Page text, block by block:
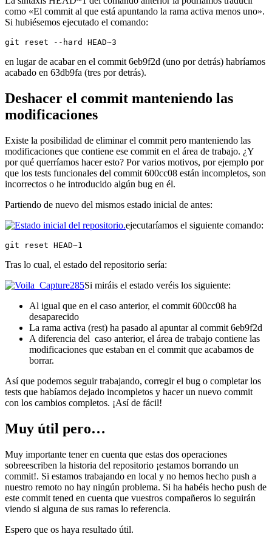
como «El commit al que está apuntando la rama activa menos uno».
Si hubiésemos ejecutado el comando:
git reset --hard HEAD~3
en lugar de acabar en el commit 6eb9f2d (uno por detrás) habríamos
acabado en 63db9fa (tres por detrás).
Deshacer el commit manteniendo las
modificaciones
Existe la posibilidad de eliminar el commit pero manteniendo las
modificaciones que contiene ese commit en el área de trabajo. ¿Y
por qué querríamos hacer esto? Por varios motivos, por ejemplo por
que los tests funcionales del commit 600cc08 están incompletos, son
incorrectos o he introducido algún bug en él.
Partiendo de nuevo del mismos estado inicial de antes:
ejecutaríamos el siguiente comando:
git reset HEAD~1
Tras lo cual, el estado del repositorio sería:
Si miráis el estado veréis los siguiente:
Al igual que en el caso anterior, el commit 600cc08 ha
desaparecido
La rama activa (rest) ha pasado al apuntar al commit 6eb9f2d
A diferencia del caso anterior, el área de trabajo contiene las
modificaciones que estaban en el commit que acabamos de
borrar.
Así que podemos seguir trabajando, corregir el bug o completar los
tests que habíamos dejado incompletos y hacer un nuevo commit
con los cambios completos. ¡Así de fácil!
Muy útil pero…
Muy importante tener en cuenta que estas dos operaciones
sobreescriben la historia del repositorio ¡estamos borrando un
commit!. Si estamos trabajando en local y no hemos hecho push a
nuestro remoto no hay ningún problema. Si ha habéis hecho push de
este commit tened en cuenta que vuestros compañeros lo seguirán
viendo si alguna de sus ramas lo referencia.
Espero que os haya resultado útil.